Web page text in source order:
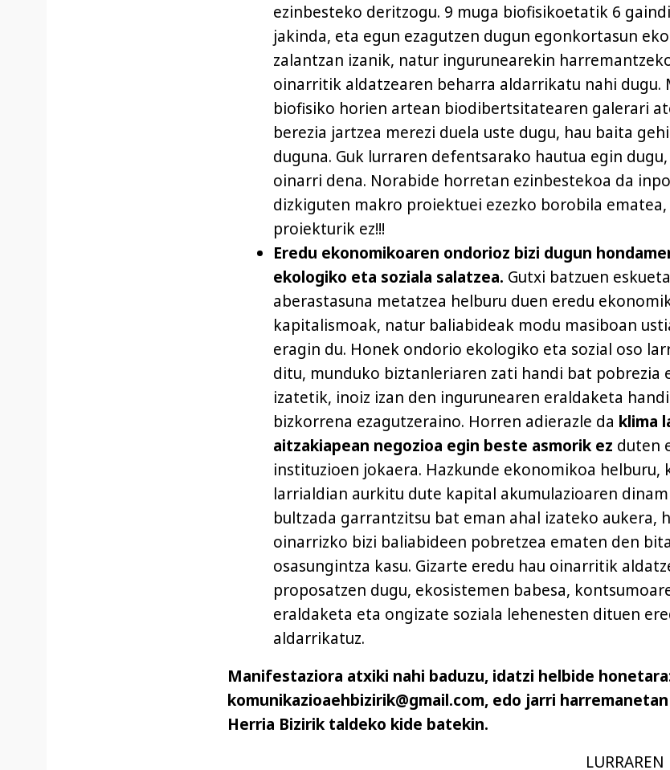
ezinbesteko deritzogu. 9 muga biofisikoetatik 6
jakinda, eta egun ezagutzen dugun egonkortasun
zalantzan izanik, natur ingurunearekin
oinarritik aldatzearen beharra aldarrikatu nahi dugu.
biofisiko horien artean biodibertsitatearen galerari
berezia jartzea merezi duela uste dugu, hau baita
duguna. Guk lurraren defentsarako hautua egin
oinarri dena. Norabide horretan ezinbestekoa da
dizkiguten makro proiektuei ezezko borobila
proiekturik ez!!!
Eredu ekonomikoaren ondorioz bizi dugun
ekologiko eta soziala salatzea. Gutxi batzuen
aberastasuna metatzea helburu duen eredu
kapitalismoak, natur baliabideak modu masiboan
eragin du. Honek ondorio ekologiko eta sozial oso
ditu, munduko biztanleriaren zati handi bat pobrezia
izatetik, inoiz izan den ingurunearen eraldaketa
bizkorrena ezagutzeraino. Horren adierazle da klima
aitzakiapean negozioa egin beste asmorik ez duten
instituzioen jokaera. Hazkunde ekonomikoa helburu,
larrialdian aurkitu dute kapital akumulazioaren
bultzada garrantzitsu bat eman ahal izateko aukera,
oinarrizko bizi baliabideen pobretzea ematen den
osasungintza kasu. Gizarte eredu hau oinarritik
proposatzen dugu, ekosistemen babesa,
eraldaketa eta ongizate soziala lehenesten dituen
aldarrikatuz.
Manifestaziora atxiki nahi baduzu, idatzi helbide
komunikazioaehbizirik@gmail.com, edo jarri harremanetan
Herria Bizirik taldeko kide batekin.